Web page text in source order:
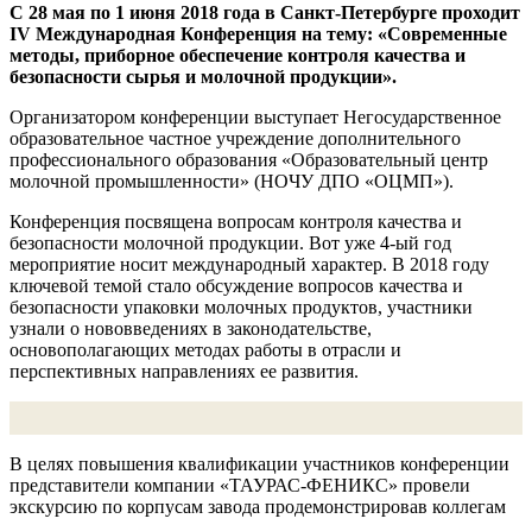
С 28 мая по 1 июня 2018 года в Санкт-Петербурге проходит
IV Международная Конференция на тему: «Современные
методы, приборное обеспечение контроля качества и
безопасности сырья и молочной продукции».
Организатором конференции выступает Негосударственное
образовательное частное учреждение дополнительного
профессионального образования «Образовательный центр
молочной промышленности» (НОЧУ ДПО «ОЦМП»).
Конференция посвящена вопросам контроля качества и
безопасности молочной продукции. Вот уже 4-ый год
мероприятие носит международный характер. В 2018 году
ключевой темой стало обсуждение вопросов качества и
безопасности упаковки молочных продуктов, участники
узнали о нововведениях в законодательстве,
основополагающих методах работы в отрасли и
перспективных направлениях ее развития.
В целях повышения квалификации участников конференции
представители компании «ТАУРАС-ФЕНИКС» провели
экскурсию по корпусам завода продемонстрировав коллегам